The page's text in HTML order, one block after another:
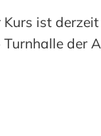
Kurs ist